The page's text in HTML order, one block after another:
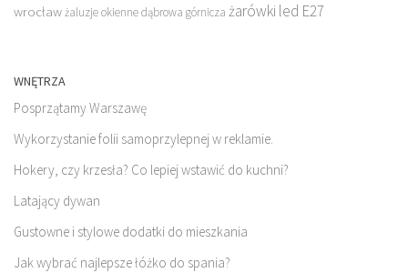
wrocławżaluzje okienne dąbrowa górnicza żarówki led E27
WNĘTRZA
Posprzątamy Warszawę
Wykorzystanie folii samoprzylepnej w reklamie.
Hokery, czy krzesła? Co lepiej wstawić do kuchni?
Latający dywan
Gustowne i stylowe dodatki do mieszkania
Jak wybrać najlepsze łóżko do spania?